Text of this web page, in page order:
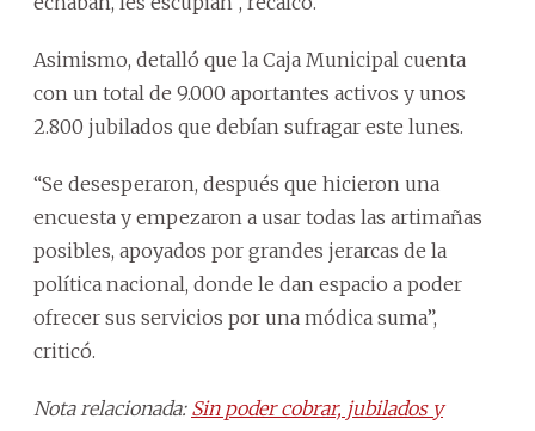
Asimismo, detalló que la Caja Municipal cuenta
con un total de 9.000 aportantes activos y unos
2.800 jubilados que debían sufragar este lunes.
“Se desesperaron, después que hicieron una
encuesta y empezaron a usar todas las artimañas
posibles, apoyados por grandes jerarcas de la
política nacional, donde le dan espacio a poder
ofrecer sus servicios por una módica suma”,
criticó.
Nota relacionada: Sin poder cobrar, jubilados y